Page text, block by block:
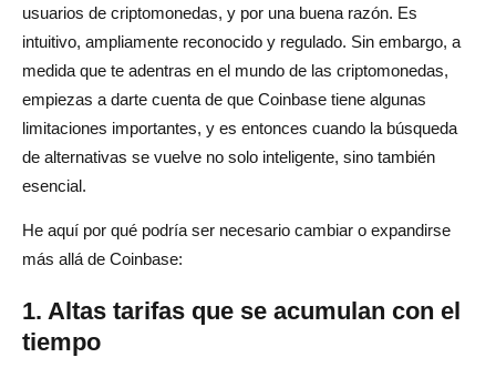
usuarios de criptomonedas, y por una buena razón. Es
intuitivo, ampliamente reconocido y regulado. Sin embargo, a
medida que te adentras en el mundo de las criptomonedas,
empiezas a darte cuenta de que Coinbase tiene algunas
limitaciones importantes, y es entonces cuando la búsqueda
de alternativas se vuelve no solo inteligente, sino también
esencial.
He aquí por qué podría ser necesario cambiar o expandirse
más allá de Coinbase:
1. Altas tarifas que se acumulan con el
tiempo